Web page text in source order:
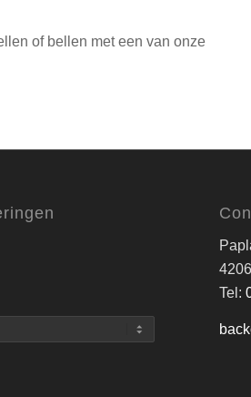
of bellen met een van onze
Tel: